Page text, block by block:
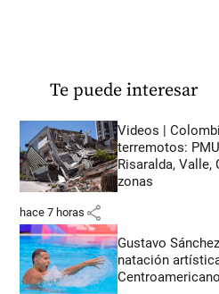
Te puede interesar
Videos |
terremotos:
Risaralda, Valle,
zonas
hace 7 horas share
Gustavo
natación artística